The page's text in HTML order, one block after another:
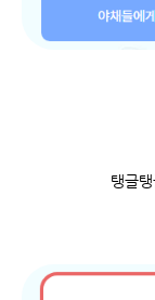
탱글